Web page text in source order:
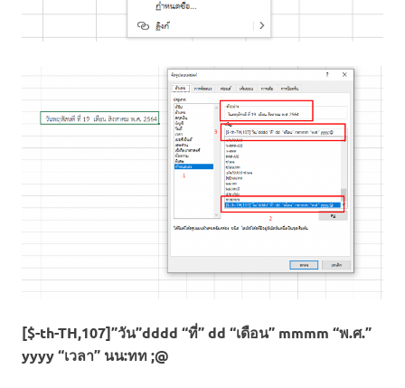
[$-th-TH,107]”วัน”dddd “ที่” dd “เดือน” mmmm “พ.ศ.”
yyyy “เวลา” นน:ทท ;@